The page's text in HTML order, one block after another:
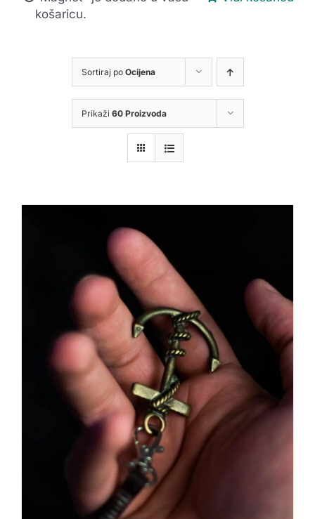
košaricu.
Sortiraj po Ocijena
Prikaži 60 Proizvoda